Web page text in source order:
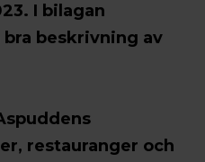
I bilagan
beskrivning av
restauranger och